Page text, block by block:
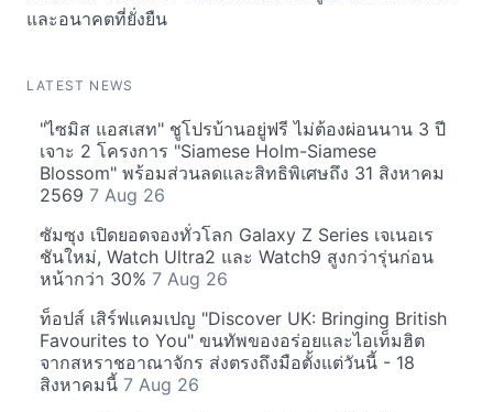
และอนาคตที่ยั่งยืน
LATEST NEWS
"ไซมิส แอสเสท" ชูโปรบ้านอยู่ฟรี ไม่ต้องผ่อนนาน 3 ปี
เจาะ 2 โครงการ "Siamese Holm-Siamese
Blossom" พร้อมส่วนลดและสิทธิพิเศษถึง 31 สิงหาคม
2569 7 Aug 26
ซัมซุง เปิดยอดจองทั่วโลก Galaxy Z Series เจเนอเร
ชันใหม่, Watch Ultra2 และ Watch9 สูงกว่ารุ่นก่อน
หน้ากว่า 30% 7 Aug 26
ท็อปส์ เสิร์ฟแคมเปญ "Discover UK: Bringing British
Favourites to You" ขนทัพของอร่อยและไอเท็มฮิต
จากสหราชอาณาจักร ส่งตรงถึงมือตั้งแต่วันนี้ - 18
สิงหาคมนี้ 7 Aug 26